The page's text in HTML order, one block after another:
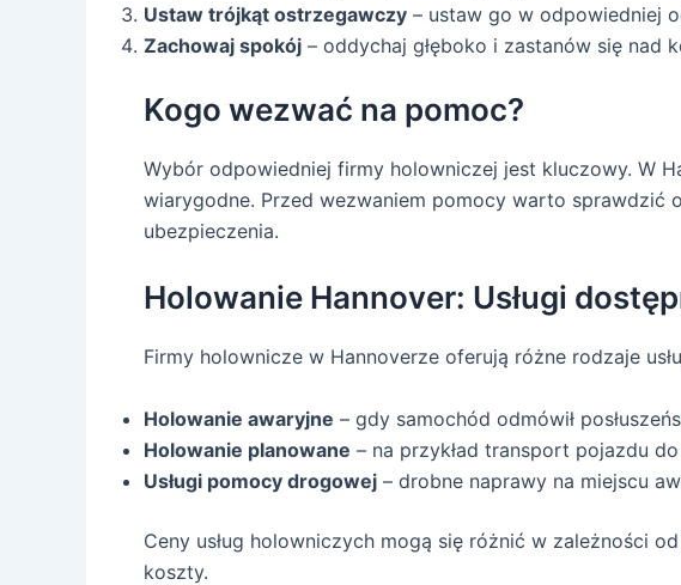
Ustaw trójkąt ostrzegawczy – ustaw go w odpowiedniej
Zachowaj spokój – oddychaj głęboko i zastanów się nad
Kogo wezwać na pomoc?
Wybór odpowiedniej firmy holowniczej jest kluczowy. W
wiarygodne. Przed wezwaniem pomocy warto sprawdzić
ubezpieczenia.
Holowanie Hannover: Usługi
Firmy holownicze w Hannoverze oferują różne rodzaje
Holowanie awaryjne – gdy samochód odmówił
Holowanie planowane – na przykład transport pojazdu
Usługi pomocy drogowej – drobne naprawy na miejscu
Ceny usług holowniczych mogą się różnić w zależności
koszty.